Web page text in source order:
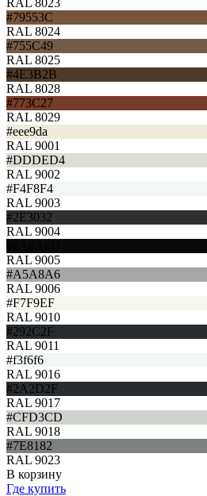
#79553C
RAL 8024
#755C49
RAL 8025
#4E3B2B
RAL 8028
#773C27
RAL 8029
#eee9da
RAL 9001
#DDDED4
RAL 9002
#F4F8F4
RAL 9003
#2E3032
RAL 9004
RAL 9005
#A5A8A6
RAL 9006
#F7F9EF
RAL 9010
#292C2F
RAL 9011
#f3f6f6
RAL 9016
#2A2D2F
RAL 9017
#CFD3CD
RAL 9018
#7E8182
RAL 9023
В корзину
Где купить